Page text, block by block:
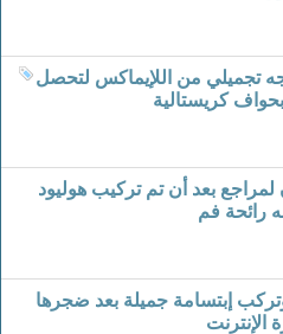
تجميلي من اللإيماكس لتحصل
كريستالية
بعد أن تم تركيب هوليود
رائحة فم
وتركب إبتسامة جميلة بعد ضجرها